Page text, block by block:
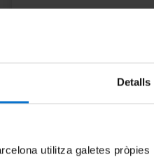
Detalls
utilitza galetes
Juegos